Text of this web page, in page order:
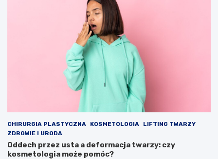
CHIRURGIA PLASTYCZNA KOSMETOLOGIA
LIFTING TWARZY
ZDROWIE I URODA
Oddech przez usta a deformacja twarzy: czy
kosmetologia może pomóc?